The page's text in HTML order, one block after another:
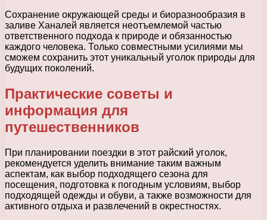
Сохранение окружающей среды и биоразнообразия в
заливе Ханалей является неотъемлемой частью
ответственного подхода к природе и обязанностью
каждого человека. Только совместными усилиями мы
сможем сохранить этот уникальный уголок природы для
будущих поколений.
Практические советы и
информация для
путешественников
При планировании поездки в этот райский уголок,
рекомендуется уделить внимание таким важным
аспектам, как выбор подходящего сезона для
посещения, подготовка к погодным условиям, выбор
подходящей одежды и обуви, а также возможности для
активного отдыха и развлечений в окрестностях.